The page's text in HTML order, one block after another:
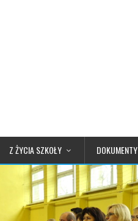
Z ŻYCIA SZKOŁY DOKUMENTY